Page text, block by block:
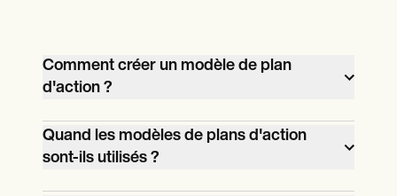
Comment créer un modèle de plan
d'action ?
Un modèle de plan d'action commence
par identifier un objectif précis et réaliste
avant de le décomposer en tâches,
responsabilités, dates d'échéance et
Quand les modèles de plans d'action
sont-ils utilisés ?
Ces plans sont utilisés lorsque des